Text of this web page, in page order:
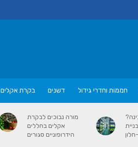
חממות וחדרי גידול דשנים בקרת אקלים
חלון
מורה נבוכים לבקרת
אקלים בחללים
הידרופוניים סגורים